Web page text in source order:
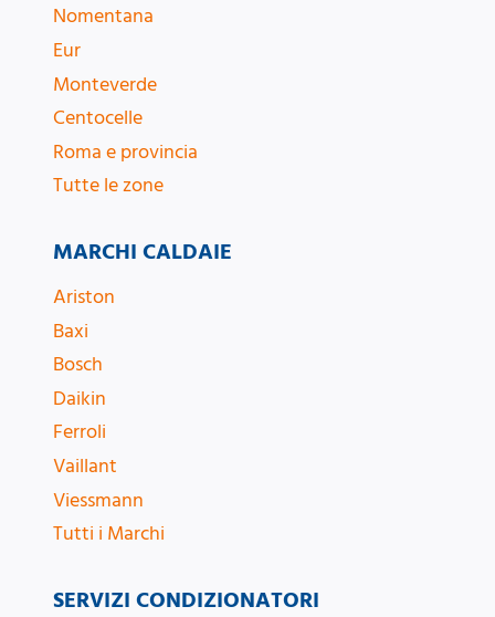
Nomentana
Eur
Monteverde
Centocelle
Roma e provincia
Tutte le zone
MARCHI CALDAIE
Ariston
Baxi
Bosch
Daikin
Ferroli
Vaillant
Viessmann
Tutti i Marchi
SERVIZI CONDIZIONATORI